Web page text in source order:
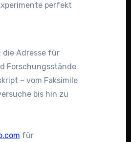
perfekt
die Adresse für
Forschungsstände
– vom Faksimile
bis hin zu
für